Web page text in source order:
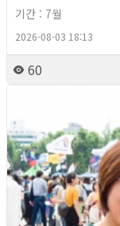
기간 : 7월
2026-08-03 18:13
60